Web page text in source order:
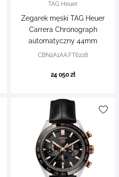
TAG Heuer
Zegarek męski TAG Heuer
Carrera Chronograph
automatyczny 44mm
CBN2A1AA.FT6228
24 050 zł